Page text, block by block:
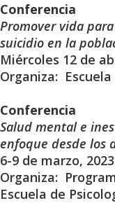
Conferencia
Promover vida
suicidio en la
Miércoles 12 de
Organiza:
Conferencia
Salud mental e
enfoque desde los
6-9 de marzo, 2023
Organiza:
Escuela de